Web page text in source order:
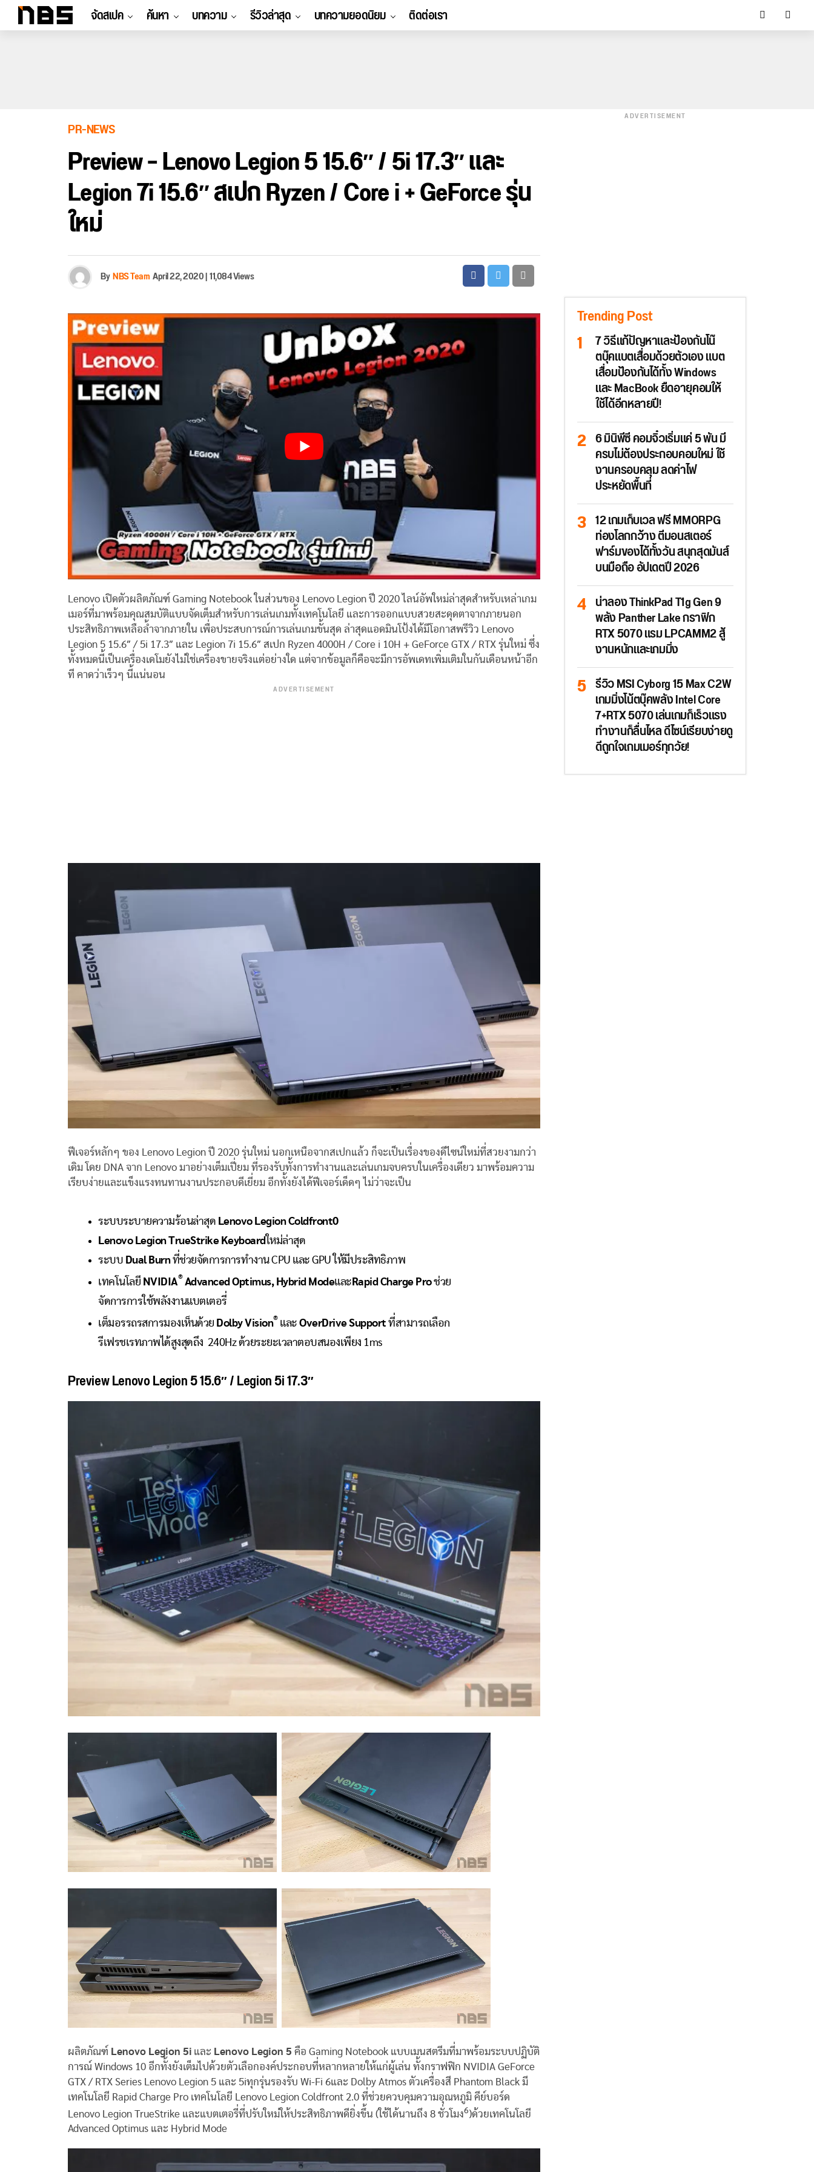
จัดสเปค ค้นหา บทความ รีวิวล่าสุด บทความยอดนิยม ติดต่อเรา
PR-NEWS
Preview – Lenovo Legion 5 15.6″ / 5i 17.3″ และ
Legion 7i 15.6″ สเปก Ryzen / Core i + GeForce รุ่น
ใหม่
ByNBS TeamApril 22, 2020|11,084 Views
Lenovo เปิดตัวผลิตภัณฑ์ Gaming Notebook ในส่วนของ Lenovo Legion ปี 2020 ไลน์อัพใหม่ล่าสุดสำหรับเหล่าเกม
เมอร์ที่มาพร้อมคุณสมบัติแบบจัดเต็มสำหรับการเล่นเกมทั้งเทคโนโลยี และการออกแบบสวยสะดุดตาจากภายนอก
ประสิทธิภาพเหลือล้ำจากภายใน เพื่อประสบการณ์การเล่นเกมขั้นสุด ล่าสุดแอดมินโป้งได้มีโอกาสพรีวิว Lenovo
Legion 5 15.6″ / 5i 17.3″ และ Legion 7i 15.6″ สเปก Ryzen 4000H / Core i 10H + GeForce GTX / RTX รุ่นใหม่ ซึ่ง
ทั้งหมดนี้เป็นเครื่องเดโมยังไม่ใช่เครื่องขายจริงแต่อย่างใด แต่จากข้อมูลก็คือจะมีการอัพเดทเพิ่มเติมในกันเดือนหน้าอีก
ที คาดว่าเร็วๆ นี้แน่นอน
ADVERTISEMENT
ฟีเจอร์หลักๆ ของ Lenovo Legion ปี 2020 รุ่นใหม่ นอกเหนือจากสเปกแล้ว ก็จะเป็นเรื่องของดีไซน์ใหม่ที่สวยงามกว่า
เดิม โดย DNA จาก Lenovo มาอย่างเต็มเปี่ยม ที่รองรับทั้งการทำงานและเล่นเกมจบครบในเครื่องเดียว มาพร้อมความ
เรียบง่ายและแข็งแรงทนทานงานประกอบดีเยี่ยม อีกทั้งยังได้ฟีเจอร์เด็ดๆ ไม่ว่าจะเป็น
ระบบระบายความร้อนล่าสุด Lenovo Legion Coldfront0
Lenovo Legion TrueStrike Keyboard ใหม่ล่าสุด
ระบบ Dual Burnที่ช่วยจัดการการทำงาน CPU และ GPU ให้มีประสิทธิภาพ
เทคโนโลยี NVIDIA® Advanced Optimus, Hybrid Modeและ Rapid Charge Proช่วย
จัดการการใช้พลังงานแบตเตอรี่
เต็มอรรถรสการมองเห็นด้วย Dolby Vision® และ OverDrive Support ที่สามารถเลือก
รีเฟรชเรทภาพได้สูงสุดถึง 240Hz ด้วยระยะเวลาตอบสนองเพียง 1ms
Preview Lenovo Legion 5 15.6″ / Legion 5i 17.3″
ผลิตภัณฑ์ Lenovo Legion 5i และ Lenovo Legion 5 คือ Gaming Notebook แบบเมนสตรีมที่มาพร้อมระบบปฏิบัติ
การณ์ Windows 10 อีกทั้งยังเต็มไปด้วยตัวเลือกองค์ประกอบที่หลากหลายให้แก่ผู้เล่น ทั้งกราฟฟิก NVIDIA GeForce
GTX / RTX Series Lenovo Legion 5 และ 5iทุกรุ่นรองรับ Wi-Fi 6และ Dolby Atmos ตัวเครื่องสี Phantom Black มี
เทคโนโลยี Rapid Charge Pro เทคโนโลยี Lenovo Legion Coldfront 2.0 ที่ช่วยควบคุมความอุณหภูมิ คีย์บอร์ด
Lenovo Legion TrueStrike และแบตเตอรี่ที่ปรับใหม่ให้ประสิทธิภาพดียิ่งขึ้น (ใช้ได้นานถึง 8 ชั่วโมง6)ด้วยเทคโนโลยี
Advanced Optimus และ Hybrid Mode
ADVERTISEMENT
Trending Post
7 วิธีแก้ปัญหาและป้องกันโน๊
ตบุ๊คแบตเสื่อมด้วยตัวเอง แบต
เสื่อมป้องกันได้ทั้ง Windows
และ MacBook ยืดอายุคอมให้
ใช้ได้อีกหลายปี!
6 มินิพีซี คอมจิ๋วเริ่มแค่ 5 พัน มี
ครบไม่ต้องประกอบคอมใหม่ ใช้
งานครอบคลุม ลดค่าไฟ
ประหยัดพื้นที่
12 เกมเก็บเวล ฟรี MMORPG
ท่องโลกกว้าง ตีมอนสเตอร์
ฟาร์มของได้ทั้งวัน สนุกสุดมันส์
บนมือถือ อัปเดตปี 2026
น่าลอง ThinkPad T1g Gen 9
พลัง Panther Lake กราฟิก
RTX 5070 แรม LPCAMM2 สู้
งานหนักและเกมมิ่ง
รีวิว MSI Cyborg 15 Max C2W
เกมมิ่งโน้ตบุ๊คพลัง Intel Core
7+RTX 5070 เล่นเกมก็เร็วแรง
ทำงานก็ลื่นไหล ดีไซน์เรียบง่ายดู
ดีถูกใจเกมเมอร์ทุกวัย!